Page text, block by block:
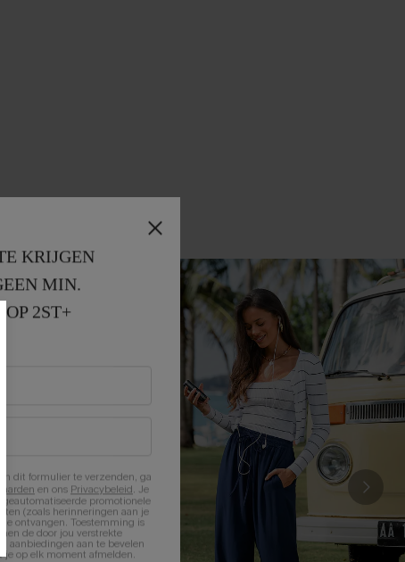
KRIJGEN
MIN.
OP 2ST+
dit formulier te verzenden, ga
en ons Privacybeleid. Je
promotionele
(zoals herinneringen aan je
ontvangen. Toestemming is
de door jou verstrekte
aanbiedingen aan te bevelen
op elk moment afmelden.